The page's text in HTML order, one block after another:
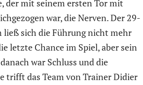
der mit seinem ersten Tor mit
war, die Nerven. Der 29-
ließ sich die Führung nicht mehr
letzte Chance im Spiel, aber sein
war Schluss und die
trifft das Team von Trainer Didier